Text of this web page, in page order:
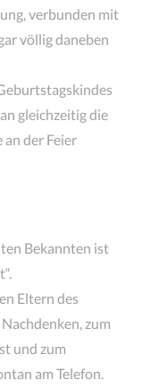
verbunden mit
völlig daneben
gleichzeitig die
an der Feier
Bekannten ist
Eltern des
zum
und zum
am Telefon.